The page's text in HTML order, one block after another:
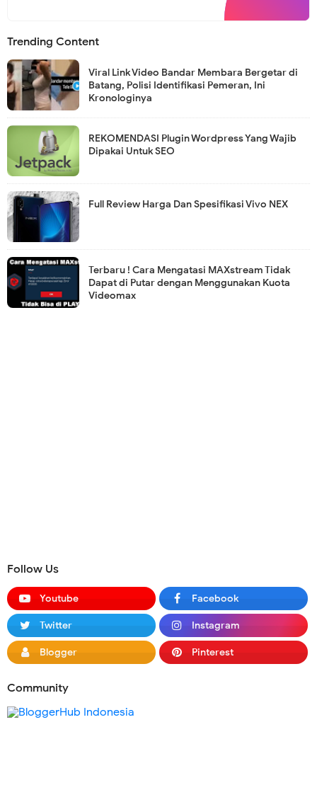
Trending Content
Viral Link Video Bandar Membara Bergetar di
Batang, Polisi Identifikasi Pemeran, Ini
Kronologinya
REKOMENDASI Plugin Wordpress Yang Wajib
Dipakai Untuk SEO
Full Review Harga Dan Spesifikasi Vivo NEX
Terbaru ! Cara Mengatasi MAXstream Tidak
Dapat di Putar dengan Menggunakan Kuota
Videomax
Follow Us
Youtube Facebook
Twitter Instagram
Blogger Pinterest
Community